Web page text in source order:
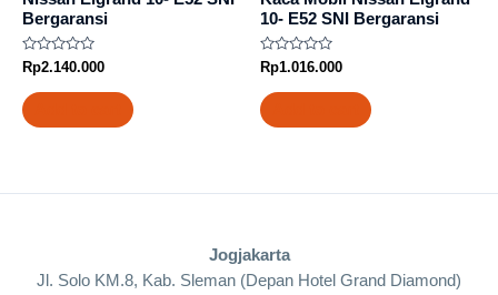
Bergaransi
Rated
0
out
of
5
Rp2.140.000
10- E52 SNI Bergaransi
Rated
0
out
of
5
Rp1.016.000
Jogjakarta
Jl. Solo KM.8, Kab. Sleman (Depan Hotel Grand Diamond)